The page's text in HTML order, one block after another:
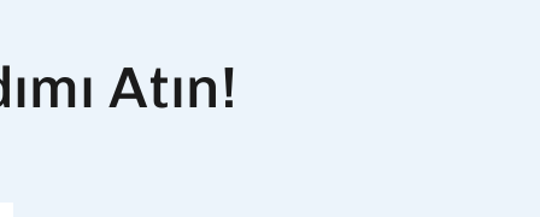
Atın!